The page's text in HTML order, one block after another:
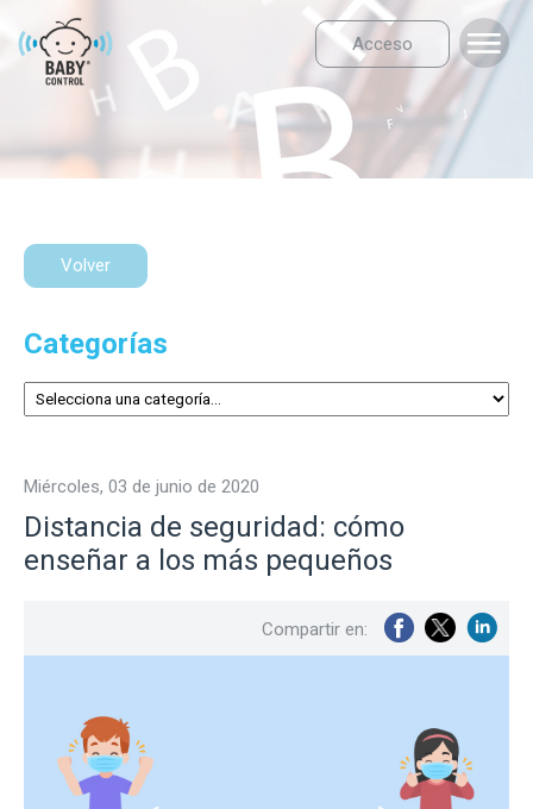
Acceso
Volver
Categorías
miércoles, 03 de junio de 2020
Distancia de seguridad: cómo
enseñar a los más pequeños
Compartir en: